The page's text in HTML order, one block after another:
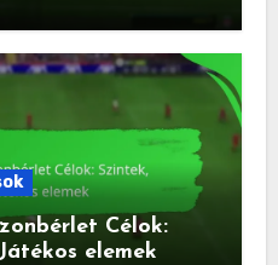
Célok:
elemek